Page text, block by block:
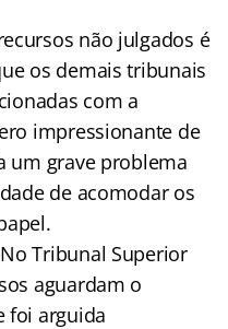
não julgados é
os demais tribunais
com a
impressionante de
um grave problema
de acomodar os
Tribunal Superior
aguardam o
foi arguida